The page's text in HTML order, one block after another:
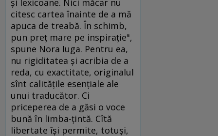
şi lexicoane. Nici măcar nu
citesc cartea înainte de a mă
apuca de treabă. În schimb,
pun preţ mare pe inspiraţie",
spune Nora Iuga. Pentru ea,
nu rigiditatea şi acribia de a
reda, cu exactitate, originalul
sînt calităţile esenţiale ale
unui traducător. Ci
priceperea de a găsi o voce
bună în limba-ţintă. Cîtă
libertate îşi permite, totuşi,